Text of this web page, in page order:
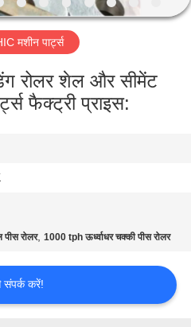
मशीन पार्ट्स
रोलर शेल और सीमेंट
फैक्ट्री प्राइस:
पीस रोलर,1000 tph ऊर्ध्वाधर चक्की पीस रोलर
संपर्क करें!